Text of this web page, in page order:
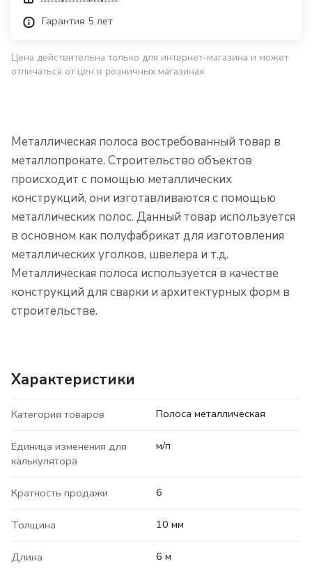
Гарантия 5 лет
Цена действительна только для интернет-магазина и может
отличаться от цен в розничных магазинах
Металлическая полоса востребованный товар в
металлопрокате. Строительство объектов
происходит с помощью металлических
конструкций, они изготавливаются с помощью
металлических полос. Данный товар используется
в основном как полуфабрикат для изготовления
металлических уголков, швелера и т.д.
Металлическая полоса используется в качестве
конструкций для сварки и архитектурных форм в
строительстве.
Характеристики
Категория товаров Полоса металлическая
Единица изменения для
калькулятора
м/п
Кратность продажи 6
Толщина 10 мм
Длина 6 м